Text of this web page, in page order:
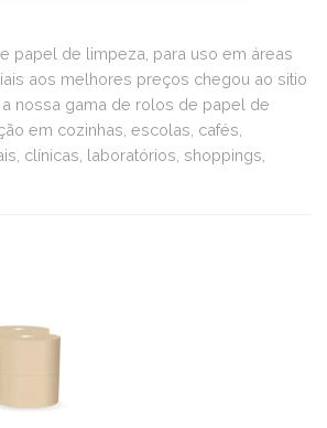
papel de limpeza, para uso em áreas
aos melhores preços chegou ao sitio
nossa gama de rolos de papel de
em cozinhas, escolas, cafés,
clínicas, laboratórios, shoppings,